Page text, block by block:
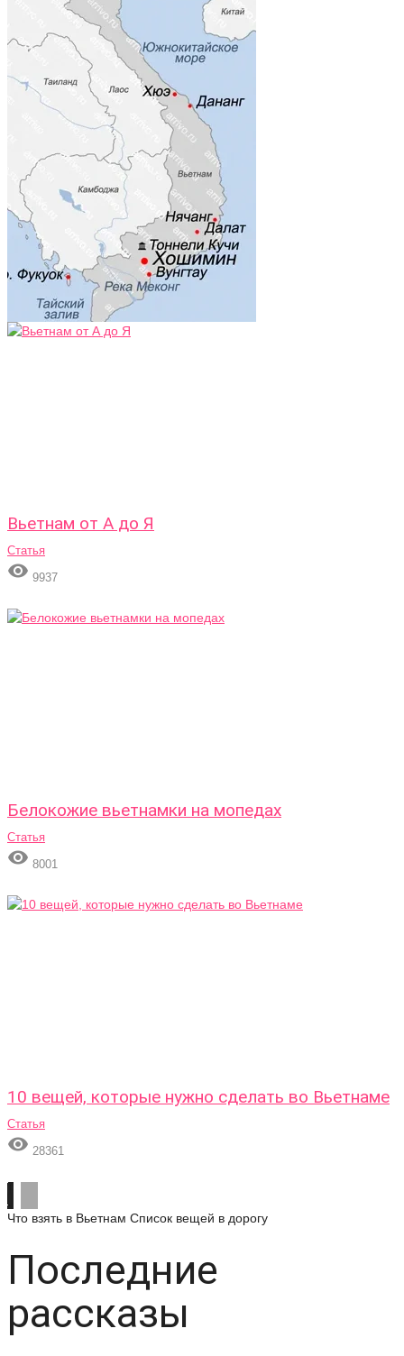
Вьетнам от А до Я
Статья
 9937
Белокожие вьетнамки на мопедах
Статья
 8001
10 вещей, которые нужно сделать во Вьетнаме
Статья
 28361
Что взять в Вьетнам Список вещей в дорогу
Последние
рассказы